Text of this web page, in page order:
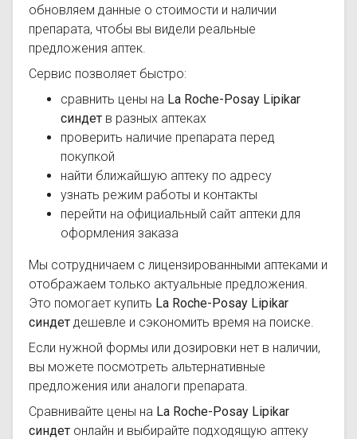
обновляем данные о стоимости и наличии
препарата, чтобы вы видели реальные
предложения аптек.
Сервис позволяет быстро:
сравнить цены на La Roche-Posay Lipikar
синдет в разных аптеках
проверить наличие препарата перед
покупкой
найти ближайшую аптеку по адресу
узнать режим работы и контакты
перейти на официальный сайт аптеки для
оформления заказа
Мы сотрудничаем с лицензированными аптеками и
отображаем только актуальные предложения.
Это помогает купить La Roche-Posay Lipikar
синдет дешевле и сэкономить время на поиске.
Если нужной формы или дозировки нет в наличии,
вы можете посмотреть альтернативные
предложения или аналоги препарата.
Сравнивайте цены на La Roche-Posay Lipikar
синдет онлайн и выбирайте подходящую аптеку